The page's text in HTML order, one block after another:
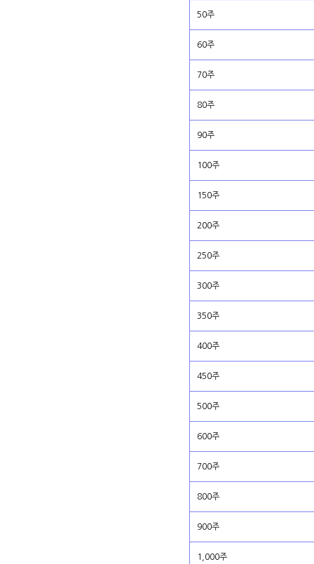
50주
60주
70주
80주
90주
100주
150주
200주
250주
300주
350주
400주
450주
500주
600주
700주
800주
900주
1,000주